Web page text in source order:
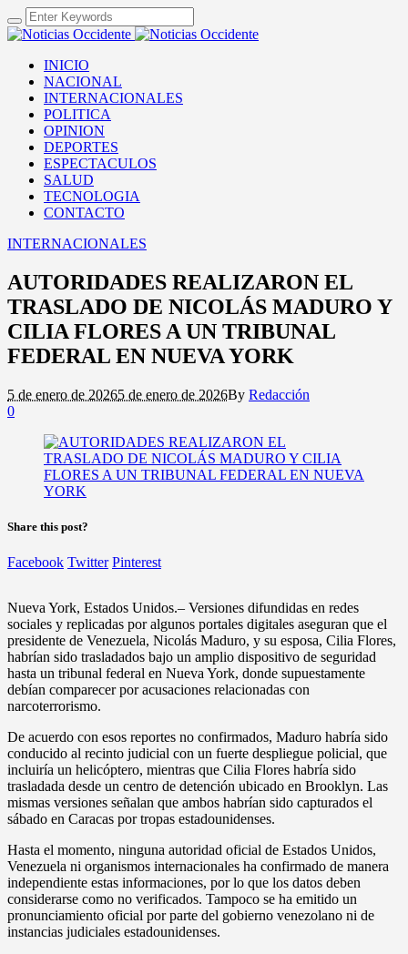
INICIO
NACIONAL
INTERNACIONALES
POLITICA
OPINION
DEPORTES
ESPECTACULOS
SALUD
TECNOLOGIA
CONTACTO
INTERNACIONALES
AUTORIDADES REALIZARON EL
TRASLADO DE NICOLÁS MADURO Y
CILIA FLORES A UN TRIBUNAL
FEDERAL EN NUEVA YORK
5 de enero de 20265 de enero de 2026By Redacción
0
Share this post?
Facebook Twitter Pinterest
Nueva York, Estados Unidos.– Versiones difundidas en redes
sociales y replicadas por algunos portales digitales aseguran que el
presidente de Venezuela, Nicolás Maduro, y su esposa, Cilia Flores,
habrían sido trasladados bajo un amplio dispositivo de seguridad
hasta un tribunal federal en Nueva York, donde supuestamente
debían comparecer por acusaciones relacionadas con
narcoterrorismo.
De acuerdo con esos reportes no confirmados, Maduro habría sido
conducido al recinto judicial con un fuerte despliegue policial, que
incluiría un helicóptero, mientras que Cilia Flores habría sido
trasladada desde un centro de detención ubicado en Brooklyn. Las
mismas versiones señalan que ambos habrían sido capturados el
sábado en Caracas por tropas estadounidenses.
Hasta el momento, ninguna autoridad oficial de Estados Unidos,
Venezuela ni organismos internacionales ha confirmado de manera
independiente estas informaciones, por lo que los datos deben
considerarse como no verificados. Tampoco se ha emitido un
pronunciamiento oficial por parte del gobierno venezolano ni de
instancias judiciales estadounidenses.